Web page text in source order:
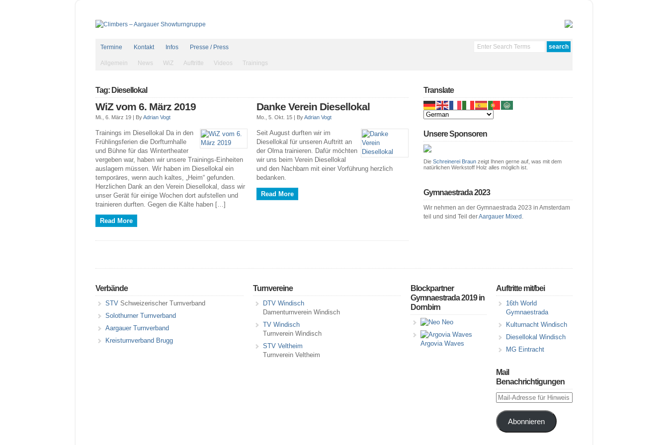
Termine Kontakt Infos Presse / Press
Allgemein News WiZ Auftritte Videos Trainings
Tag: Diesellokal
WiZ vom 6. März 2019
Mi., 6. März 19 | ByAdrian Vogt
Trainings im Diesellokal Da in den
Frühlingsferien die Dorfturnhalle
und Bühne für das Wintertheater
vergeben war, haben wir unsere Trainings-Einheiten
auslagern müssen. Wir haben im Diesellokal ein
temporäres, wenn auch kaltes, „Heim“ gefunden.
Herzlichen Dank an den Verein Diesellokal, dass wir
unser Gerät für einige Wochen dort aufstellen und
trainieren durften. Gegen die Kälte haben […]
Read More
Danke Verein Diesellokal
Mo., 5. Okt. 15 | ByAdrian Vogt
Seit August durften wir im
Diesellokal für unseren Auftritt an
der Olma trainieren. Dafür möchten
wir uns beim Verein Diesellokal
und den Nachbarn mit einer Vorführung herzlich
bedanken.
Read More
Translate
Unsere Sponsoren
Die Schreinerei Braun zeigt Ihnen gerne auf, was mit dem
natürlichen Werkstoff Holz alles möglich ist.
Gymnaestrada 2023
Wir nehmen an der Gymnaestrada 2023 in Amsterdam
teil und sind Teil derAargauer Mixed .
Verbände
STV Schweizerischer Turnverband
Solothurner Turnverband
Aargauer Turnverband
Kreisturnverband Brugg
Turnvereine
DTV Windisch
Damenturnverein Windisch
TV Windisch
Turnverein Windisch
STV Veltheim
Turnverein Veltheim
Blockpartner
Gymnaestrada 2019 in
Dornbirn
Neo
Argovia Waves
Auftritte mit/bei
16th World
Gymnaestrada
Kulturnacht Windisch
Diesellokal Windisch
MG Eintracht
Mail
Benachrichtigungen
Mail-
Adresse
für
Hinweis
auf
Abonnieren